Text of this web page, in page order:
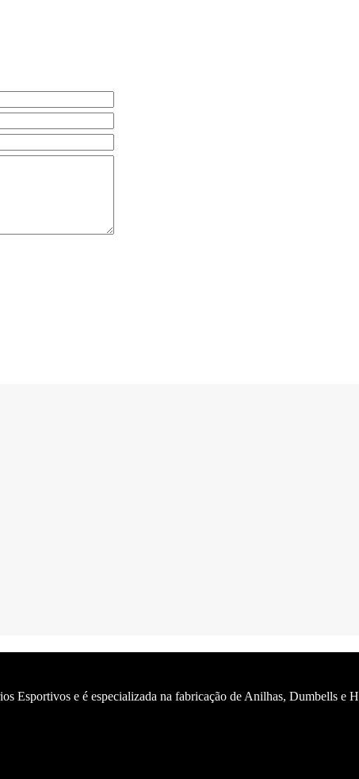
Esportivos e é especializada na fabricação de Anilhas, Dumbells e